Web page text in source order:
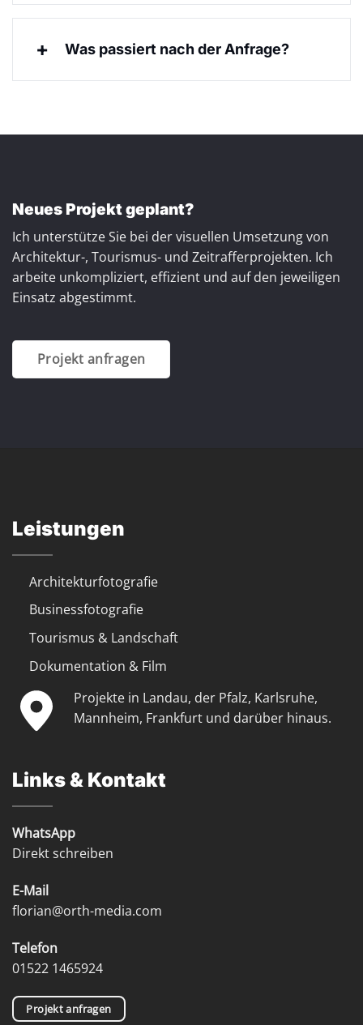
Was passiert nach der Anfrage?
Neues Projekt geplant?
Ich unterstütze Sie bei der visuellen Umsetzung von
Architektur-, Tourismus- und Zeitrafferprojekten. Ich
arbeite unkompliziert, effizient und auf den jeweiligen
Einsatz abgestimmt.
Projekt anfragen
Leistungen
Architekturfotografie
Businessfotografie
Tourismus & Landschaft
Dokumentation & Film
Projekte in Landau, der Pfalz, Karlsruhe,
Mannheim, Frankfurt und darüber hinaus.
Links & Kontakt
WhatsApp
Direkt schreiben
E-Mail
florian@orth-media.com
Telefon
01522 1465924
Projekt anfragen